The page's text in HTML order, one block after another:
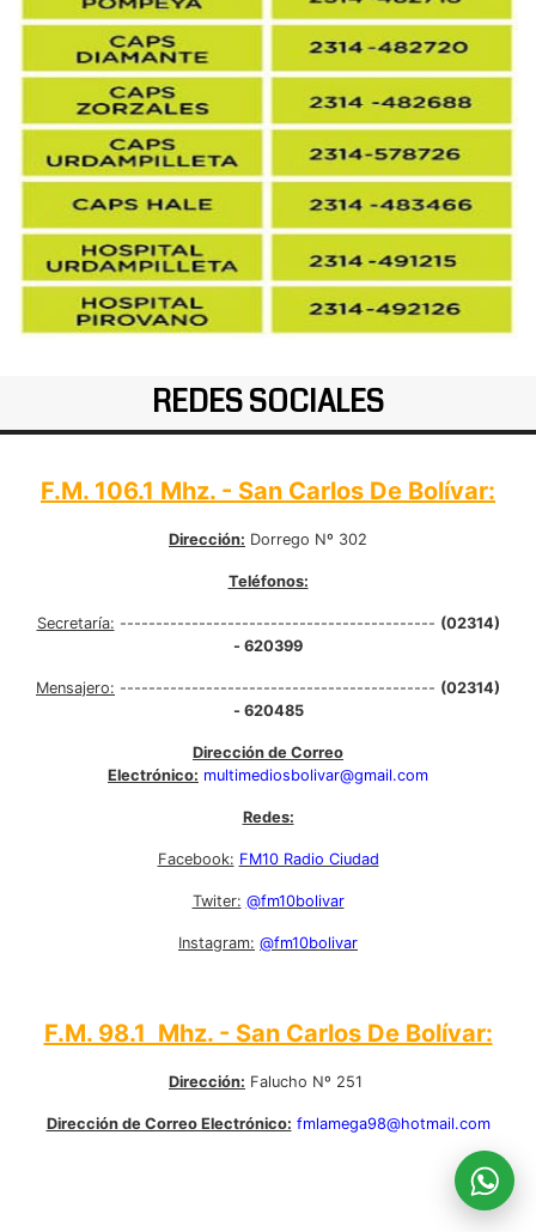
REDES SOCIALES
F.M. 106.1 Mhz. - San Carlos De Bolívar:
Dirección: Dorrego Nº 302
Teléfonos:
Secretaría: -------------------------------------------- (02314)
- 620399
Mensajero: -------------------------------------------- (02314)
- 620485
Dirección de Correo
Electrónico: multimediosbolivar@gmail.com
Redes:
Facebook: FM10 Radio Ciudad
Twiter: @fm10bolivar
Instagram: @fm10bolivar
F.M. 98.1 Mhz. - San Carlos De Bolívar:
Dirección: Falucho Nº 251
Dirección de Correo Electrónico: fmlamega98@hotmail.com